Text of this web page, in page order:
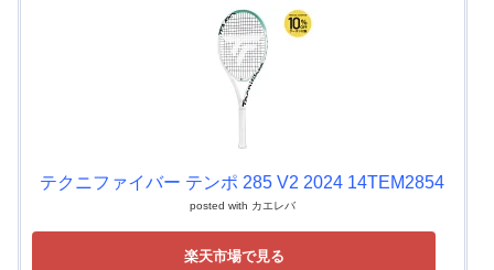
テクニファイバー テンポ 285 V2 2024 14TEM2854
posted with カエレバ
楽天市場で見る